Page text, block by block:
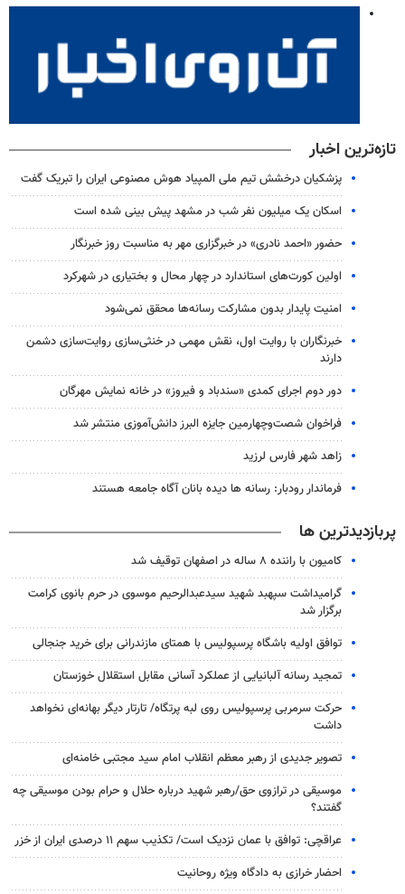
تازه‌ترین اخبار
پزشکیان درخشش تیم ملی المپیاد هوش مصنوعی ایران را تبریک گفت
اسکان یک میلیون نفر شب در مشهد پیش بینی شده است
حضور «احمد نادری» در خبرگزاری مهر به مناسبت روز خبرنگار
اولین کورت‌های استاندارد در چهار محال و بختیاری در شهرکرد
امنیت پایدار بدون مشارکت رسانه‌ها محقق نمی‌شود
خبرنگاران با روایت اول، نقش مهمی در خنثی‌سازی روایت‌سازی دشمن
دارند
دور دوم اجرای کمدی «سندباد و فیروز» در خانه نمایش مهرگان
فراخوان شصت‌وچهارمین جایزه البرز دانش‌آموزی منتشر شد
زاهد شهر فارس لرزید
فرماندار رودبار: رسانه ها دیده بانان آگاه جامعه هستند
پربازدیدترین ها
کامیون با راننده ۸ ساله در اصفهان توقیف شد
گرامیداشت سپهبد شهید سیدعبدالرحیم موسوی در حرم بانوی کرامت
برگزار شد
توافق اولیه باشگاه پرسپولیس با همتای مازندرانی برای خرید جنجالی
تمجید رسانه آلبانیایی از عملکرد آسانی مقابل استقلال خوزستان
حرکت سرمربی پرسپولیس روی لبه پرتگاه/ تارتار دیگر بهانه‌ای نخواهد
داشت
تصویر جدیدی از رهبر معظم انقلاب امام سید مجتبی خامنه‌ای
موسیقی در ترازوی حق/رهبر شهید درباره حلال و حرام بودن موسیقی چه
گفتند؟
عراقچی: توافق با عمان نزدیک است/ تکذیب سهم ۱۱ درصدی ایران از خزر
احضار خرازی به دادگاه ویژه روحانیت